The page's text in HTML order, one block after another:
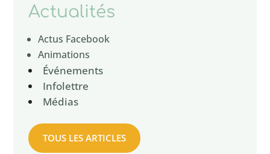
Actualités
Actus Facebook
Animations
Événements
Infolettre
Médias
TOUS LES ARTICLES